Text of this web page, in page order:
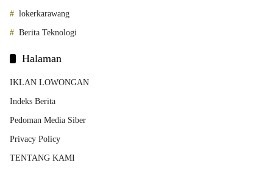
lokerkarawang
Berita Teknologi
Halaman
IKLAN LOWONGAN
Indeks Berita
Pedoman Media Siber
Privacy Policy
TENTANG KAMI